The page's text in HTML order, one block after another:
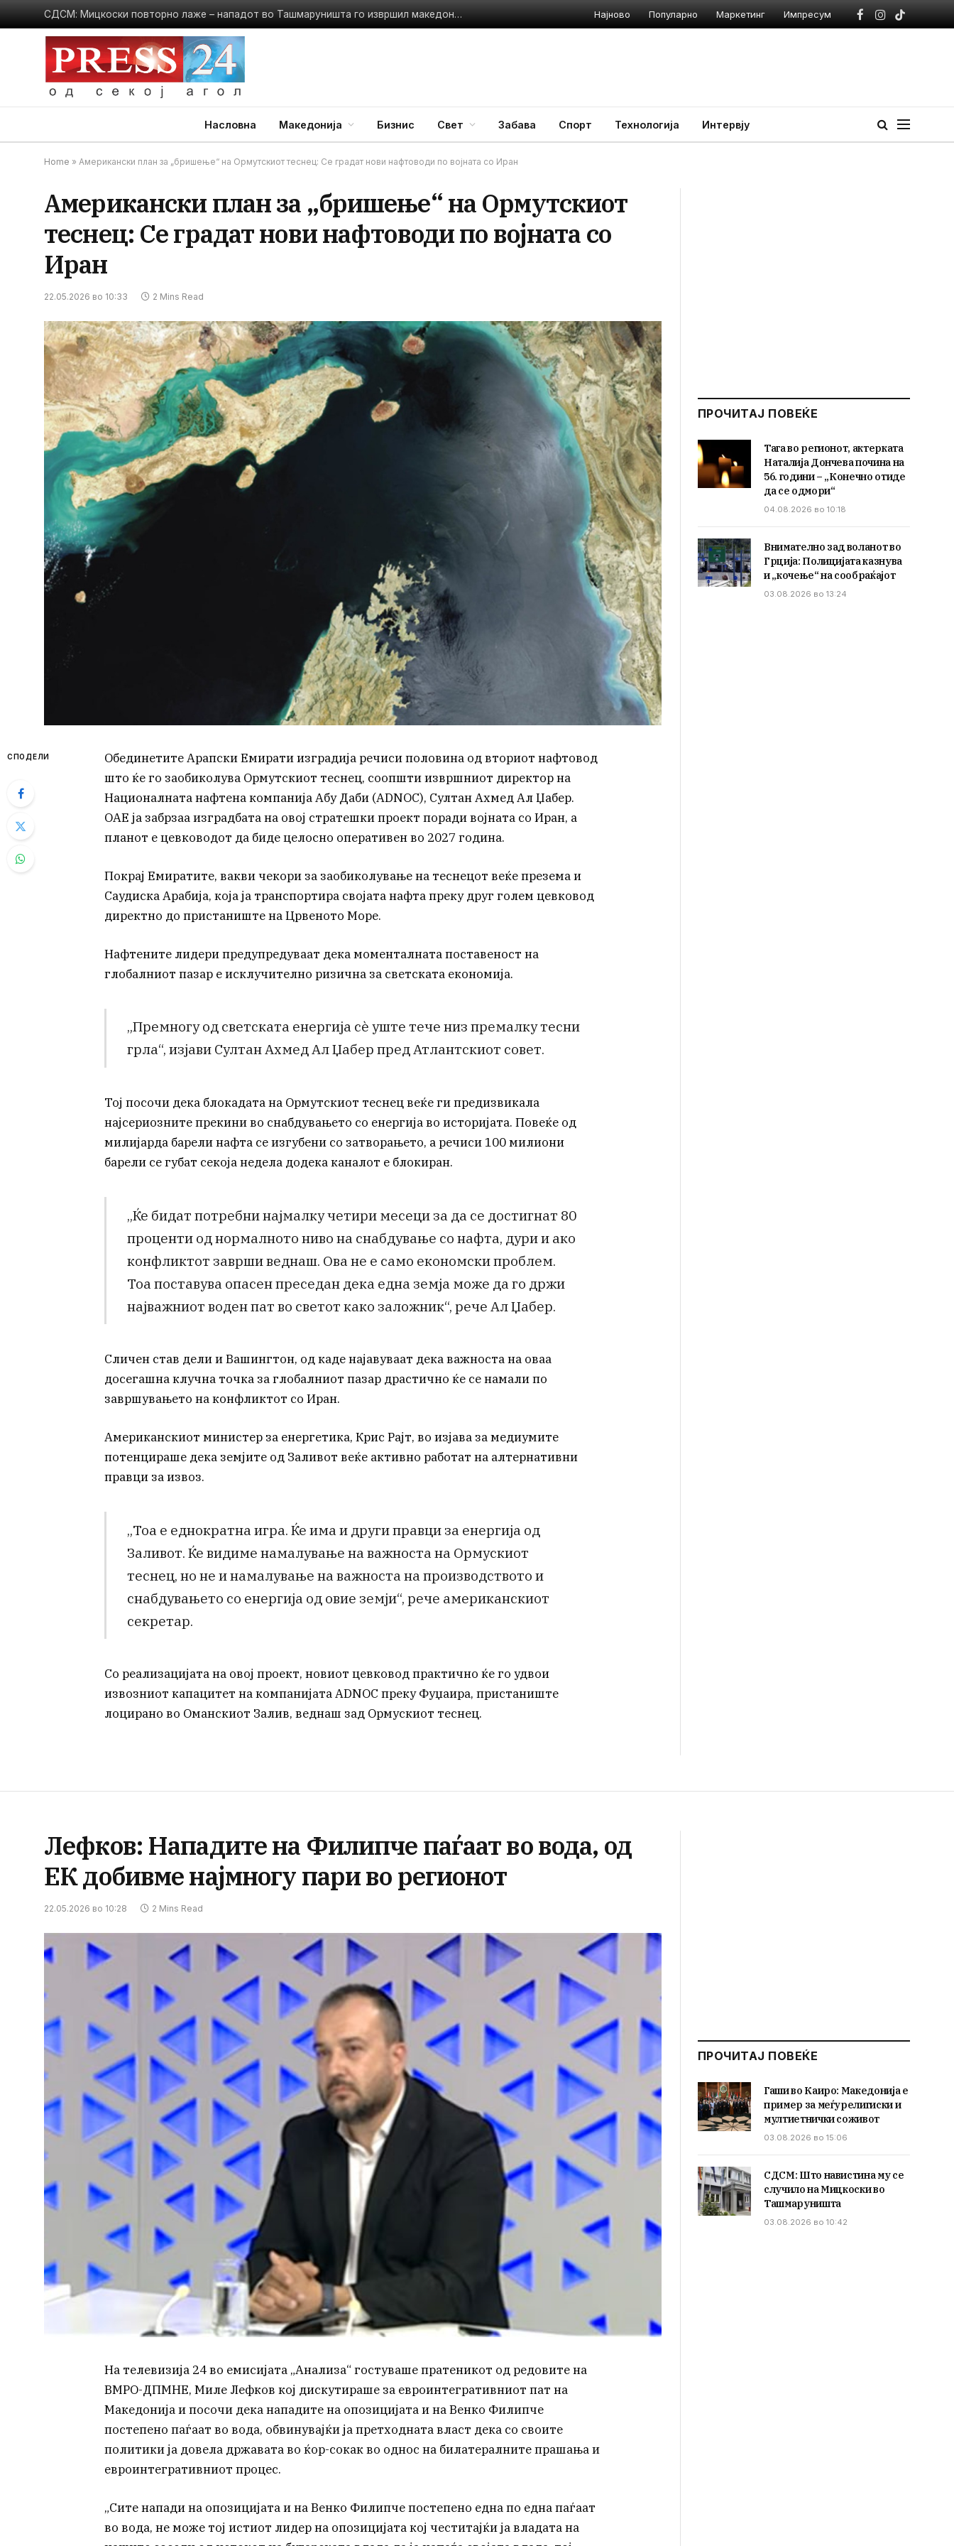
Инспекторите ги тресат локалите во Карпош: Паднаа големи казни Најново Популарно Маркетинг Импресум
Facebook
Instagram
TikTok
Насловна Македонија Бизнис Свет Забава Спорт Технологија Интервју
Home » Американски план за „бришење“ на Ормутскиот теснец: Се градат нови нафтоводи по војната со Иран
Американски план за „бришење“ на Ормутскиот
теснец: Се градат нови нафтоводи по војната со
Иран
22.05.2026 во 10:33 2 Mins Read
СПОДЕЛИ
Обединетите Арапски Емирати изградија речиси половина од вториот нафтовод
што ќе го заобиколува Ормутскиот теснец, соопшти извршниот директор на
Националната нафтена компанија Абу Даби (ADNOC), Султан Ахмед Ал Џабер.
ОАЕ ја забрзаа изградбата на овој стратешки проект поради војната со Иран, а
планот е цевководот да биде целосно оперативен во 2027 година.
Покрај Емиратите, вакви чекори за заобиколување на теснецот веќе презема и
Саудиска Арабија, која ја транспортира својата нафта преку друг голем цевковод
директно до пристаниште на Црвеното Море.
Нафтените лидери предупредуваат дека моменталната поставеност на
глобалниот пазар е исклучително ризична за светската економија.
„Премногу од светската енергија сè уште тече низ премалку тесни
грла“, изјави Султан Ахмед Ал Џабер пред Атлантскиот совет.
Тој посочи дека блокадата на Ормутскиот теснец веќе ги предизвикала
најсериозните прекини во снабдувањето со енергија во историјата. Повеќе од
милијарда барели нафта се изгубени со затворањето, а речиси 100 милиони
барели се губат секоја недела додека каналот е блокиран.
„Ќе бидат потребни најмалку четири месеци за да се достигнат 80
проценти од нормалното ниво на снабдување со нафта, дури и ако
конфликтот заврши веднаш. Ова не е само економски проблем.
Тоа поставува опасен преседан дека една земја може да го држи
најважниот воден пат во светот како заложник“, рече Ал Џабер.
Сличен став дели и Вашингтон, од каде најавуваат дека важноста на оваа
досегашна клучна точка за глобалниот пазар драстично ќе се намали по
завршувањето на конфликтот со Иран.
Американскиот министер за енергетика, Крис Рајт, во изјава за медиумите
потенцираше дека земјите од Заливот веќе активно работат на алтернативни
правци за извоз.
„Тоа е еднократна игра. Ќе има и други правци за енергија од
Заливот. Ќе видиме намалување на важноста на Ормускиот
теснец, но не и намалување на важноста на производството и
снабдувањето со енергија од овие земји“, рече американскиот
секретар.
Со реализацијата на овој проект, новиот цевковод практично ќе го удвои
извозниот капацитет на компанијата ADNOC преку Фуџаира, пристаниште
лоцирано во Оманскиот Залив, веднаш зад Ормускиот теснец.
ПРОЧИТАЈ ПОВЕЌЕ
Тага во регионот, актерката
Наталија Дончева почина на
56. години – „Конечно отиде
да се одмори“
04.08.2026 во 10:18
Внимателно зад воланот во
Грција: Полицијата казнува
и „кочење“ на сообраќајот
03.08.2026 во 13:24
Лефков: Нападите на Филипче паѓаат во вода, од
ЕК добивме најмногу пари во регионот
22.05.2026 во 10:28 2 Mins Read
На телевизија 24 во емисијата „Анализа“ гостуваше пратеникот од редовите на
ВМРО-ДПМНЕ, Миле Лефков кој дискутираше за евроинтегративниот пат на
Македонија и посочи дека нападите на опозицијата и на Венко Филипче
постепено паѓаат во вода, обвинувајќи ја претходната власт дека со своите
политики ја довела државата во ќор-сокак во однос на билатералните прашања и
евроинтегративниот процес.
„Сите напади на опозицијата и на Венко Филипче постепено една по една паѓаат
во вода, не може тој истиот лидер на опозицијата кој честитајќи ја владата на
ПРОЧИТАЈ ПОВЕЌЕ
Гаши во Каиро: Македонија е
пример за меѓурелигиски и
мултиетнички соживот
03.08.2026 во 15:06
СДСМ: Што навистина му се
случило на Мицкоски во
Ташмаруништа
03.08.2026 во 10:42